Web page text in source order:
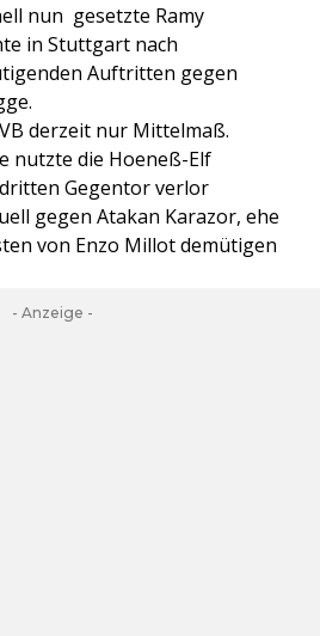
nun gesetzte Ramy
in Stuttgart nach
Auftritten gegen
derzeit nur Mittelmaß.
nutzte die Hoeneß-Elf
Gegentor verlor
gegen Atakan Karazor, ehe
von Enzo Millot demütigen
- Anzeige -